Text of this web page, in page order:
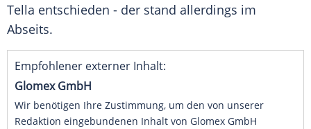
Tella entschieden - der stand allerdings im
Abseits.
Empfohlener externer Inhalt:
Glomex GmbH
Wir benötigen Ihre Zustimmung, um den von unserer
Redaktion eingebundenen Inhalt von Glomex GmbH